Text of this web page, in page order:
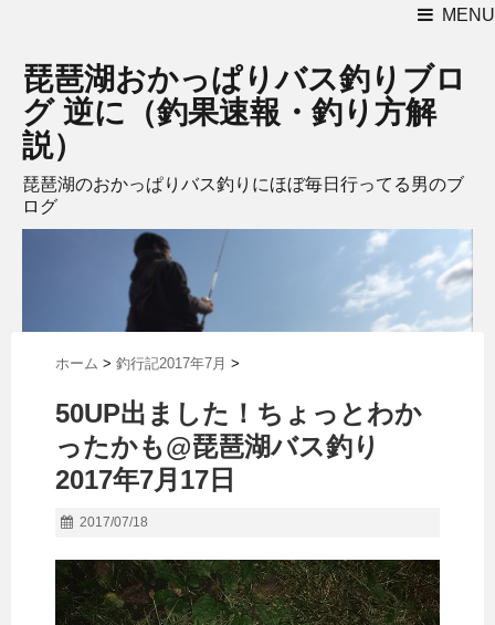
MENU
琵琶湖おかっぱりバス釣りブロ
グ 逆に（釣果速報・釣り方解
説）
琵琶湖のおかっぱりバス釣りにほぼ毎日行ってる男のブ
ログ
ホーム > 釣行記2017年7月 >
50UP出ました！ちょっとわか
ったかも@琵琶湖バス釣り
2017年7月17日
2017/07/18